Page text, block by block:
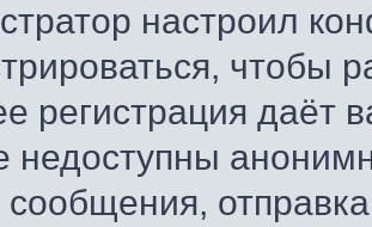
настроил
чтобы
регистрация даёт
недоступны